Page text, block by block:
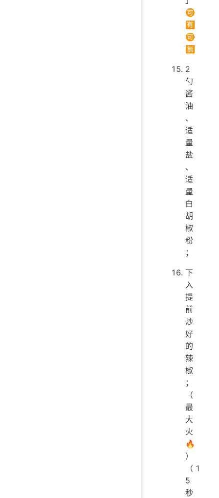
🉑
🈶
🉑
🈚
2
勺
酱
油
、
适
量
盐
、
适
量
白
胡
椒
粉
；
下
入
提
前
炒
好
的
辣
椒
；
（
最
大
火
🔥
）
（1
5
秒